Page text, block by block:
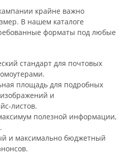
крайне важно
В нашем каталоге
форматы под любые
стандарт для почтовых
площадь для подробных
и
листов.
полезной информации,
и максимально бюджетный